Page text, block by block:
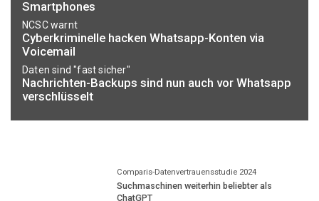
Smartphones
NCSC warnt
Cyberkriminelle hacken Whatsapp-Konten via
Voicemail
Daten sind "fast sicher"
Nachrichten-Backups sind nun auch vor Whatsapp
verschlüsselt
Comparis-Datenvertrauensstudie 2024
Suchmaschinen weiterhin beliebter als
ChatGPT